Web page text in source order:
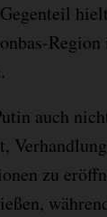
auch
zu